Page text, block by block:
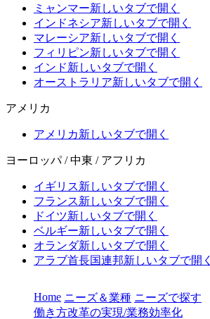
ミャンマー新しいタブで開く
インドネシア新しいタブで開く
マレーシア新しいタブで開く
フィリピン新しいタブで開く
インド新しいタブで開く
オーストラリア新しいタブで開く
アメリカ
アメリカ新しいタブで開く
ヨーロッパ / 中東 / アフリカ
イギリス新しいタブで開く
フランス新しいタブで開く
ドイツ新しいタブで開く
ベルギー新しいタブで開く
オランダ新しいタブで開く
アラブ首長国連邦新しいタブで開く
Home ニーズ＆業種 ニーズで探す
働き方改革の実現/業務効率化